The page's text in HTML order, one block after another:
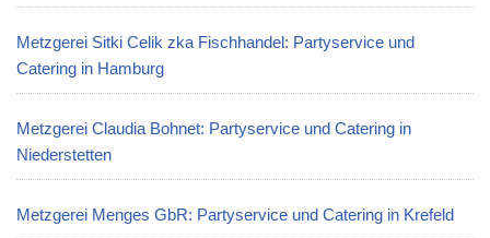
Metzgerei Sitki Celik zka Fischhandel: Partyservice und
Catering in Hamburg
Metzgerei Claudia Bohnet: Partyservice und Catering in
Niederstetten
Metzgerei Menges GbR: Partyservice und Catering in Krefeld